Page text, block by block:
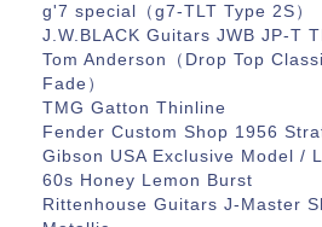
g'7 special（g7-TLT Type 2S）
J.W.BLACK Guitars JWB JP-T
Tom Anderson（Drop Top
Fade）
TMG Gatton Thinline
Fender Custom Shop 1956
Gibson USA Exclusive Model /
60s Honey Lemon Burst
Rittenhouse Guitars J-Master